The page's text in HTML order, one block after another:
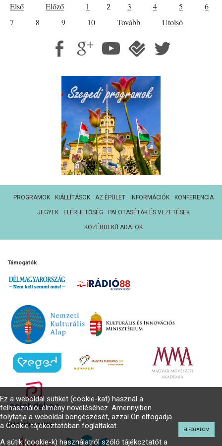
Első Előző 1 2 3 4 5
6
7
8 9 10 Tovább Utolsó
PROGRAMOK KIÁLLÍTÁSOK AZ ÉPÜLET INFORMÁCIÓK KONFERENCIA
JEGYEK ELÉRHETŐSÉG PALOTASÉTÁK ÉS VEZETÉSEK
KÖZÉRDEKŰ ADATOK
Támogatók
Médiatámogatók
Ez a weboldal sütiket (cookie-kat) használ a
felhasználói élmény növeléséhez. Amennyiben
folytatja a weboldal böngészését, azzal Ön elfogadja
a Cookie tájékoztatóban foglaltakat.
A sütik (cookie-k) használatról szóló tájékoztatót a
ELFOGADOM